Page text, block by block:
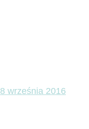
8 września 2016